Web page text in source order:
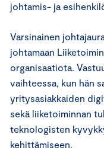
johtamis- ja
Varsinainen
johtamaan
organisaatiota.
vaihteessa, kun hän
yritysasiakkaiden
sekä liiketoiminnan
teknologisten
kehittämiseen.